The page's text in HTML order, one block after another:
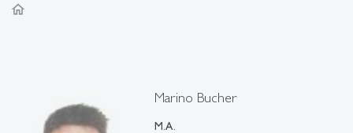
home
Marino Bucher
M.A.